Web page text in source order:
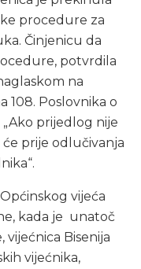
procedure za
Činjenicu da
potvrdila
na
108. Poslovnika o
prijedlog nije
prije odlučivanja
vijeća
kada je unatoč
vijećnica Bisenija
vijećnika,